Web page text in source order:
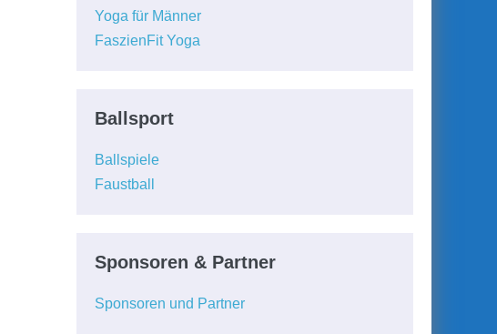
Yoga für Männer
FaszienFit Yoga
Ballsport
Ballspiele
Faustball
Sponsoren & Partner
Sponsoren und Partner